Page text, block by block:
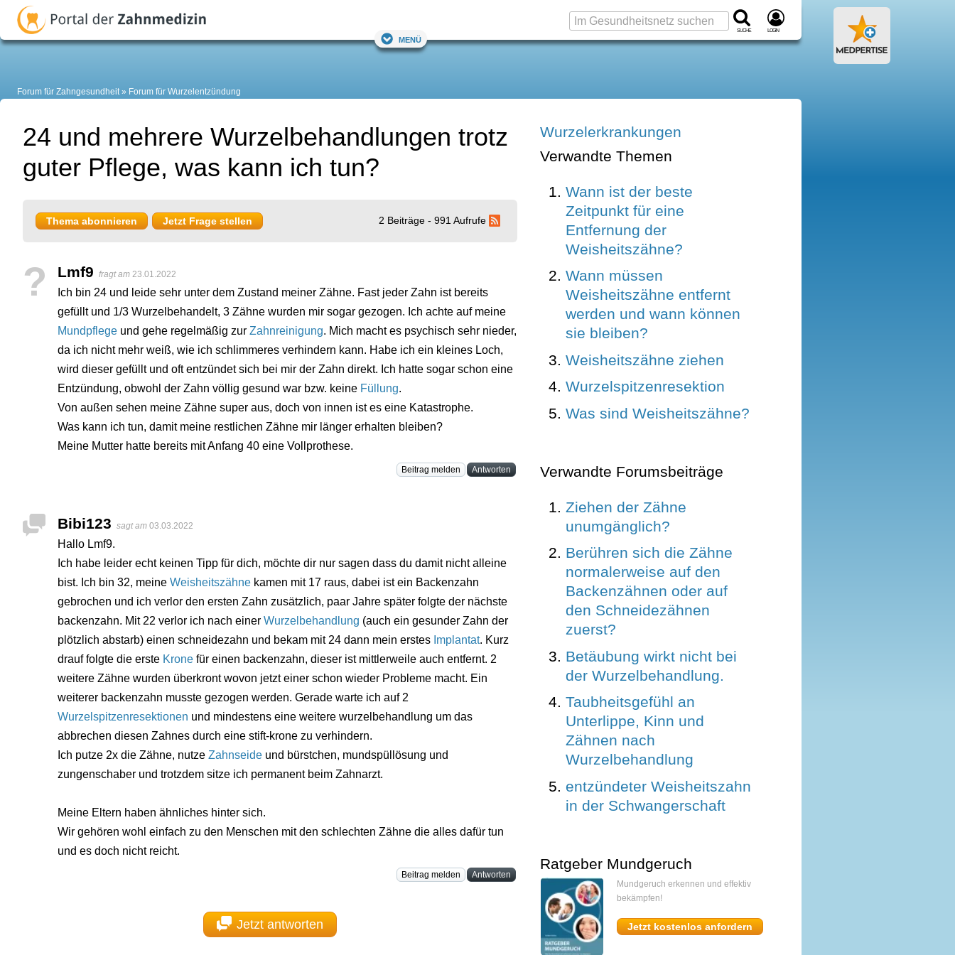
Suche Login
Menü
Forum für Zahngesundheit Forum für Wurzelentzündung
24 und mehrere Wurzelbehandlungen trotz
guter Pflege, was kann ich tun?
Thema abonnieren Jetzt Frage stellen 2 Beiträge - 991 Aufrufe
? Lmf9 fragt am 23.01.2022
Ich bin 24 und leide sehr unter dem Zustand meiner Zähne. Fast jeder Zahn ist bereits
gefüllt und 1/3 Wurzelbehandelt, 3 Zähne wurden mir sogar gezogen. Ich achte auf meine
Mundpflege und gehe regelmäßig zur Zahnreinigung. Mich macht es psychisch sehr nieder,
da ich nicht mehr weiß, wie ich schlimmeres verhindern kann. Habe ich ein kleines Loch,
wird dieser gefüllt und oft entzündet sich bei mir der Zahn direkt. Ich hatte sogar schon eine
Entzündung, obwohl der Zahn völlig gesund war bzw. keine Füllung.
Von außen sehen meine Zähne super aus, doch von innen ist es eine Katastrophe.
Was kann ich tun, damit meine restlichen Zähne mir länger erhalten bleiben?
Meine Mutter hatte bereits mit Anfang 40 eine Vollprothese.
Beitrag melden Antworten
Bibi123 sagt am 03.03.2022
Hallo Lmf9.
Ich habe leider echt keinen Tipp für dich, möchte dir nur sagen dass du damit nicht alleine
bist. Ich bin 32, meine Weisheitszähne kamen mit 17 raus, dabei ist ein Backenzahn
gebrochen und ich verlor den ersten Zahn zusätzlich, paar Jahre später folgte der nächste
backenzahn. Mit 22 verlor ich nach einer Wurzelbehandlung (auch ein gesunder Zahn der
plötzlich abstarb) einen schneidezahn und bekam mit 24 dann mein erstes Implantat. Kurz
drauf folgte die erste Krone für einen backenzahn, dieser ist mittlerweile auch entfernt. 2
weitere Zähne wurden überkront wovon jetzt einer schon wieder Probleme macht. Ein
weiterer backenzahn musste gezogen werden. Gerade warte ich auf 2
Wurzelspitzenresektionen und mindestens eine weitere wurzelbehandlung um das
abbrechen diesen Zahnes durch eine stift-krone zu verhindern.
Ich putze 2x die Zähne, nutze Zahnseide und bürstchen, mundspüllösung und
zungenschaber und trotzdem sitze ich permanent beim Zahnarzt.
Meine Eltern haben ähnliches hinter sich.
Wir gehören wohl einfach zu den Menschen mit den schlechten Zähne die alles dafür tun
und es doch nicht reicht.
Beitrag melden Antworten
Jetzt antworten
Wurzelerkrankungen
Verwandte Themen
Wann ist der beste
Zeitpunkt für eine
Entfernung der
Weisheitszähne?
Wann müssen
Weisheitszähne entfernt
werden und wann können
sie bleiben?
Weisheitszähne ziehen
Wurzelspitzenresektion
Was sind Weisheitszähne?
Verwandte Forumsbeiträge
Ziehen der Zähne
unumgänglich?
Berühren sich die Zähne
normalerweise auf den
Backenzähnen oder auf
den Schneidezähnen
zuerst?
Betäubung wirkt nicht bei
der Wurzelbehandlung.
Taubheitsgefühl an
Unterlippe, Kinn und
Zähnen nach
Wurzelbehandlung
entzündeter Weisheitszahn
in der Schwangerschaft
Ratgeber Mundgeruch
Mundgeruch erkennen und effektiv
bekämpfen!
Jetzt kostenlos anfordern